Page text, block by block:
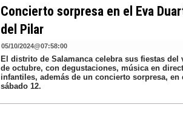
Concierto sorpresa en el Eva
del Pilar
05/10/2024@07:58:00
El distrito de Salamanca celebra sus fiestas del
de octubre, con degustaciones, música en
infantiles, además de un concierto sorpresa, en
sábado 12.